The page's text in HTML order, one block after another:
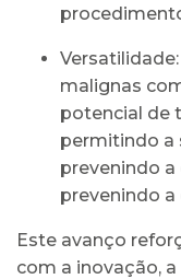
malignas
potencial de
permitindo a
prevenindo a
prevenindo a
Este avanço
com a inovação,